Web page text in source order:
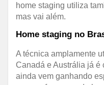
home staging utiliza
mas vai além.
Home staging no
A técnica amplamente
Canadá e Austrália já é
ainda vem ganhando